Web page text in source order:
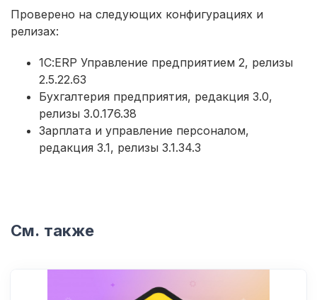
Проверено на следующих конфигурациях и
релизах:
1С:ERP Управление предприятием 2, релизы
2.5.22.63
Бухгалтерия предприятия, редакция 3.0,
релизы 3.0.176.38
Зарплата и управление персоналом,
редакция 3.1, релизы 3.1.34.3
См. также